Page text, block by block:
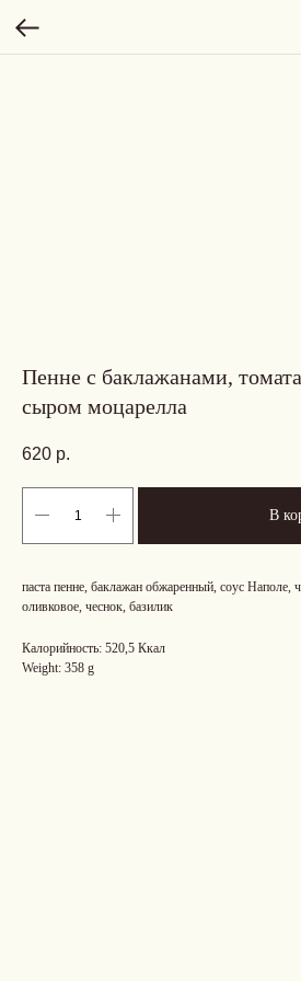
Пенне с баклажанами,
сыром моцарелла
620 р.
В
паста пенне, баклажан обжаренный, соус Наполе,
оливковое, чеснок, базилик
Калорийность: 520,5 Ккал
Weight: 358 g